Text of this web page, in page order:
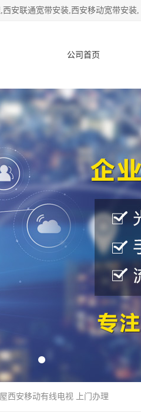
公司首页
产品知识
西安移动有线电视 上门办理